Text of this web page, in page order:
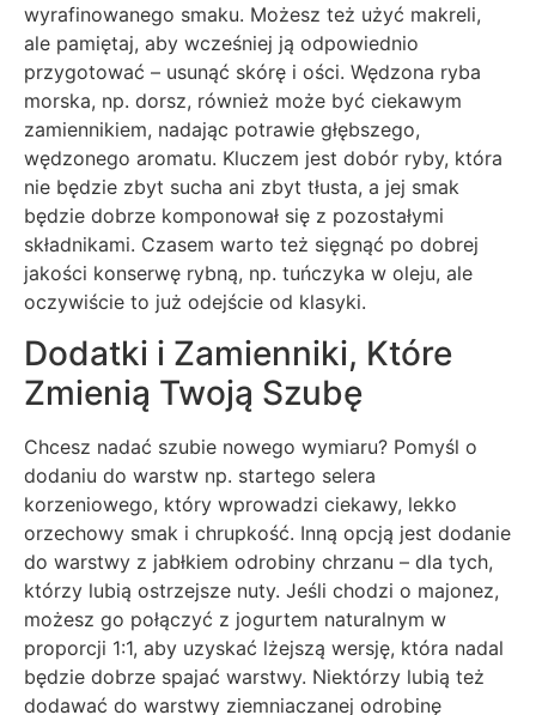
wyrafinowanego smaku. Możesz też użyć makreli,
ale pamiętaj, aby wcześniej ją odpowiednio
przygotować – usunąć skórę i ości. Wędzona ryba
morska, np. dorsz, również może być ciekawym
zamiennikiem, nadając potrawie głębszego,
wędzonego aromatu. Kluczem jest dobór ryby, która
nie będzie zbyt sucha ani zbyt tłusta, a jej smak
będzie dobrze komponował się z pozostałymi
składnikami. Czasem warto też sięgnąć po dobrej
jakości konserwę rybną, np. tuńczyka w oleju, ale
oczywiście to już odejście od klasyki.
Dodatki i Zamienniki, Które
Zmienią Twoją Szubę
Chcesz nadać szubie nowego wymiaru? Pomyśl o
dodaniu do warstw np. startego selera
korzeniowego, który wprowadzi ciekawy, lekko
orzechowy smak i chrupkość. Inną opcją jest dodanie
do warstwy z jabłkiem odrobiny chrzanu – dla tych,
którzy lubią ostrzejsze nuty. Jeśli chodzi o majonez,
możesz go połączyć z jogurtem naturalnym w
proporcji 1:1, aby uzyskać lżejszą wersję, która nadal
będzie dobrze spajać warstwy. Niektórzy lubią też
dodawać do warstwy ziemniaczanej odrobinę